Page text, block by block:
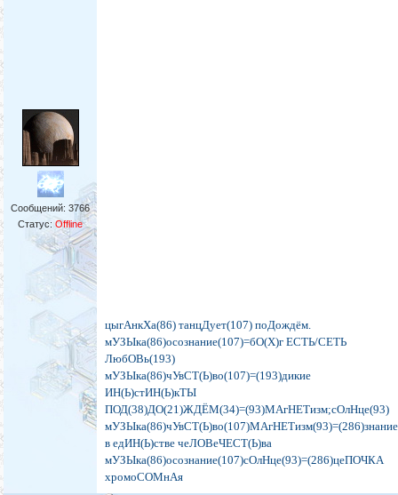
Сообщений:3766
Статус:Offline
цыгАнкХа(86) танцДует(107) поДождём.
мУЗЫка(86)осознание(107)=бО(Х)г ЕСТЬ/СЕТЬ
ЛюбОВь(193)
мУЗЫка(86)чУвСТ(Ь)во(107)=(193)дикие
ИН(Ь)стИН(Ь)кТЫ
ПОД(38)ДО(21)ЖДЁМ(34)=(93)МАгНЕТизм;сОлНце(93)
мУЗЫка(86)чУвСТ(Ь)во(107)МАгНЕТизм(93)=(286)знание
в едИН(Ь)стве чеЛОВеЧЕСТ(Ь)ва
мУЗЫка(86)осознание(107)сОлНце(93)=(286)цеПОЧКА
хромоСОМнАя